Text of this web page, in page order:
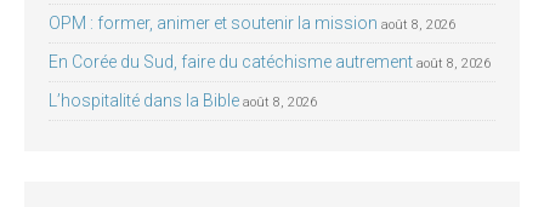
OPM : former, animer et soutenir la mission août 8, 2026
En Corée du Sud, faire du catéchisme autrement août 8, 2026
L’hospitalité dans la Bible août 8, 2026